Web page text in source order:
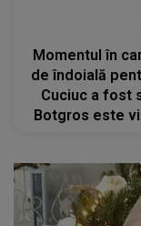
Momentul în
de îndoială
Cuciuc a fost
Botgros este